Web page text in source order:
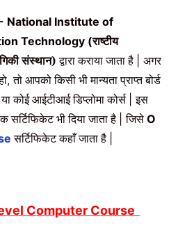
National Institute of
Technology (राष्टीय
संस्थान) द्वारा कराया जाता है
अगर
,तो आपको किसी भी मान्यता प्राप्त बोर्ड
कोई आईटीआई डिप्लोमा कोर्स |इस
भी दिया जाता है
|जिसे O
सर्टिफिकेट कहाँ जाता है
Computer Course